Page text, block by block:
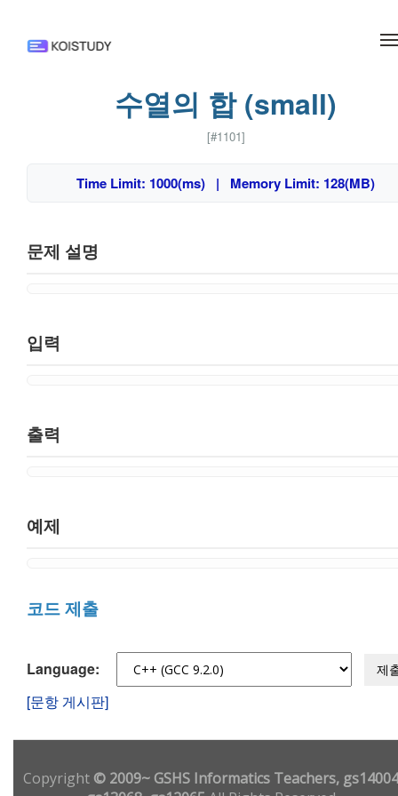
수열의 합 (small)
[#1101]
Time Limit: 1000(ms) | Memory Limit: 128(MB)
문제 설명
입력
출력
예제
코드 제출
Language: 제
[문항 게시판]
Copyright© 2009~ GSHS Informatics Teachers,